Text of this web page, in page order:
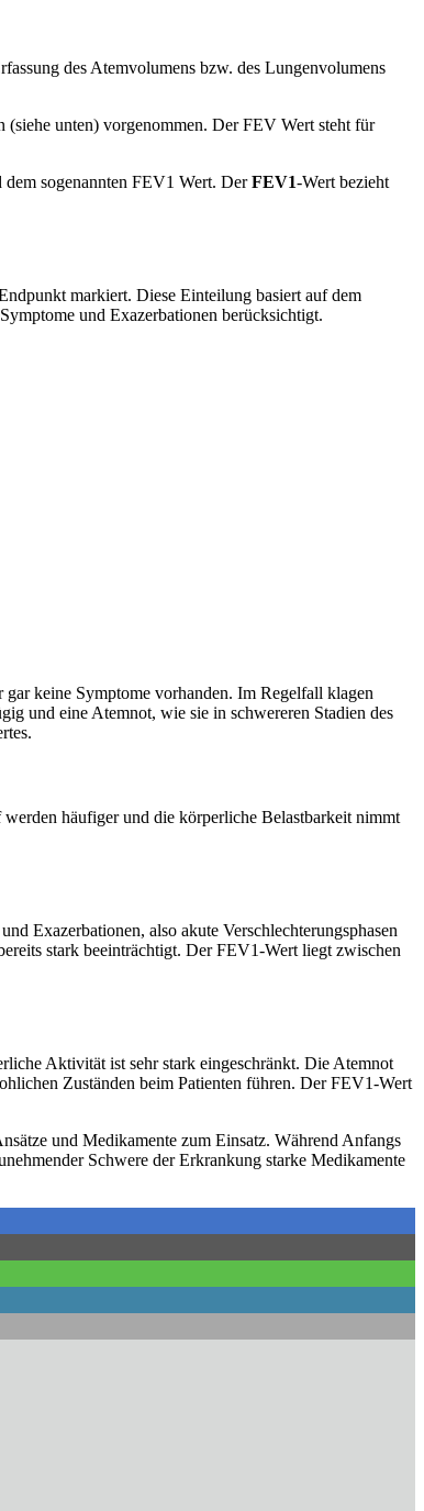
des Atemvolumens bzw. des Lungenvolumens
unten) vorgenommen. Der FEV Wert steht für
sogenannten FEV1 Wert. DerFEV1-Wert bezieht
markiert. Diese Einteilung basiert auf dem
und Exazerbationen berücksichtigt.
keine Symptome vorhanden. Im Regelfall klagen
und eine Atemnot, wie sie in schwereren Stadien des
häufiger und die körperliche Belastbarkeit nimmt
Exazerbationen, also akute Verschlechterungsphasen
stark beeinträchtigt. Der FEV1-Wert liegt zwischen
Aktivität ist sehr stark eingeschränkt. Die Atemnot
Zuständen beim Patienten führen. Der FEV1-Wert
und Medikamente zum Einsatz. Während Anfangs
Schwere der Erkrankung starke Medikamente